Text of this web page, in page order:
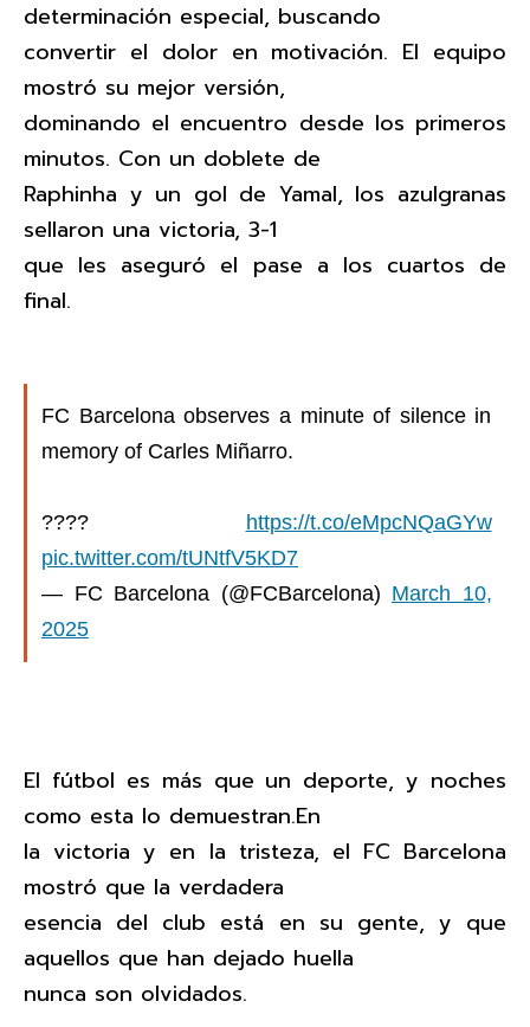
determinación especial, buscando
convertir el dolor en motivación. El equipo
mostró su mejor versión,
dominando el encuentro desde los primeros
minutos. Con un doblete de
Raphinha y un gol de Yamal, los azulgranas
sellaron una victoria, 3-1
que les aseguró el pase a los cuartos de
final.
FC Barcelona observes a minute of silence in
memory of Carles Miñarro.
????
https://t.co/eMpcNQaGYw
pic.twitter.com/tUNtfV5KD7
— FC Barcelona (@FCBarcelona) March 10,
2025
El fútbol es más que un deporte, y noches
como esta lo demuestran.En
la victoria y en la tristeza, el FC Barcelona
mostró que la verdadera
esencia del club está en su gente, y que
aquellos que han dejado huella
nunca son olvidados.